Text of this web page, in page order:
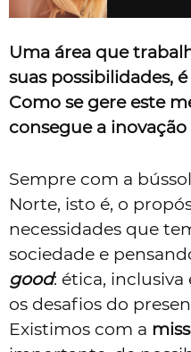
Uma área que
suas possibilidades,
Como se gere este
consegue a
Sempre com a
Norte, isto é, o
necessidades que
sociedade e
good: ética,
os desafios do
Existimos com a